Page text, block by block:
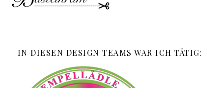
IN DIESEN DESIGN TEAMS WAR ICH TÄTIG: